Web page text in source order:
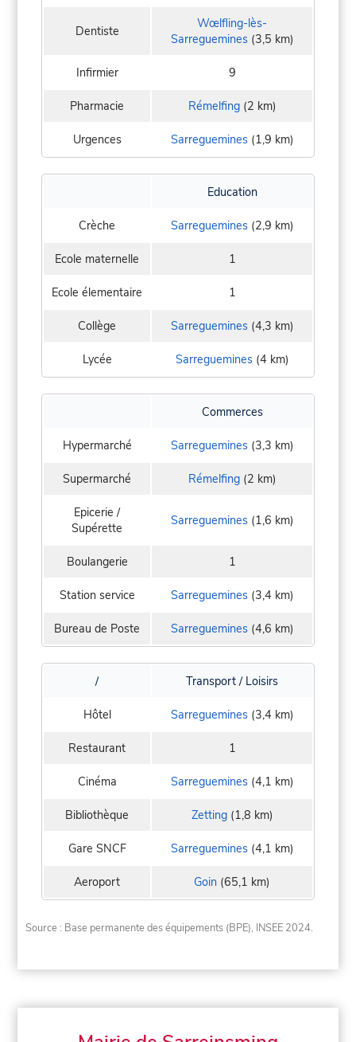
Dentiste
Wœlfling-lès-
Sarreguemines(3,5 km)
Infirmier 9
Pharmacie Rémelfing(2 km)
Urgences Sarreguemines(1,9 km)
Education
Crèche Sarreguemines(2,9 km)
Ecole maternelle 1
Ecole élementaire 1
Collège Sarreguemines(4,3 km)
Lycée Sarreguemines(4 km)
Commerces
Hypermarché Sarreguemines(3,3 km)
Supermarché Rémelfing(2 km)
Epicerie /
Supérette
Sarreguemines(1,6 km)
Boulangerie 1
Station service Sarreguemines(3,4 km)
Bureau de Poste Sarreguemines(4,6 km)
/ Transport / Loisirs
Hôtel Sarreguemines(3,4 km)
Restaurant 1
Cinéma Sarreguemines(4,1 km)
Bibliothèque Zetting(1,8 km)
Gare SNCF Sarreguemines(4,1 km)
Aeroport Goin (65,1 km)
Source : Base permanente des équipements (BPE), INSEE 2024.